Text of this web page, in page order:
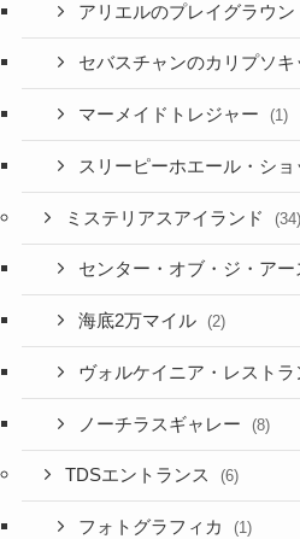
アリエルのプレイグラウン
セバスチャンのカリプソキ
マーメイドトレジャー (1)
スリーピーホエール・シ
ミステリアスアイランド (34)
センター・オブ・ジ・アー
海底2万マイル (2)
ヴォルケイニア・レストラ
ノーチラスギャレー (8)
TDSエントランス (6)
フォトグラフィカ (1)